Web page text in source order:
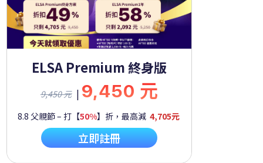
ELSA Premium 終身版
9,450 元 | 9,450 元
8.8 父親節 – 打【50%】折，最高減 4,705元
立即註冊